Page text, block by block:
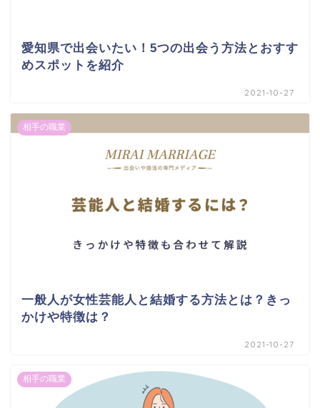
愛知県で出会いたい！5つの出会う方法とおすす
めスポットを紹介
2021-10-27
相手の職業
一般人が女性芸能人と結婚する方法とは？きっ
かけや特徴は？
2021-10-27
相手の職業